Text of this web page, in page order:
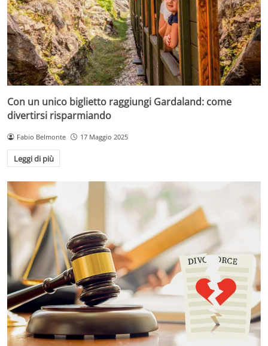
Con un unico biglietto raggiungi Gardaland: come
divertirsi risparmiando
Fabio Belmonte 17 Maggio 2025
Leggi di più